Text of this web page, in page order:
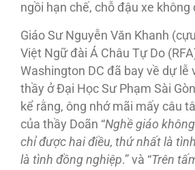
ngồi hạn chế, chỗ đậu xe không
Giáo Sư Nguyễn Văn Khanh
Việt Ngữ đài Á Châu Tự Do
Washington DC đã bay về dự lễ
thầy ở Ðại Học Sư Phạm Sài
kể rằng, ông nhớ mãi mấy câu
của thầy Doãn “Nghề giáo
chỉ được hai điều, thứ nhất là
là tình đồng nghiệp.” và “Trên